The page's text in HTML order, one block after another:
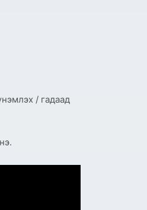
/ гадаад